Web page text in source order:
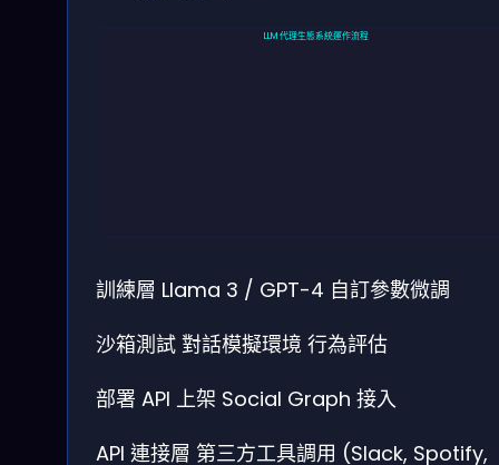
LLM 代理生態系統運作流程
訓練層 Llama 3 / GPT-4 自訂參數微調
沙箱測試 對話模擬環境 行為評估
部署 API 上架 Social Graph 接入
API 連接層 第三方工具調用 (Slack, Spotify,